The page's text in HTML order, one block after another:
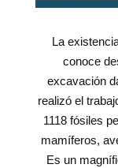
La
conoce
excavación
realizó el
1118 fósiles
mamíferos,
Es un